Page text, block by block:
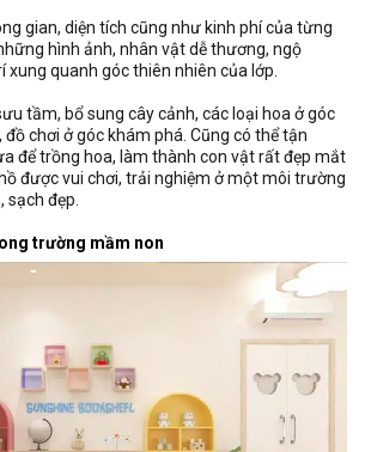
gian, diện tích cũng như kinh phí của từng
hình ảnh, nhân vật dễ thương, ngộ
xung quanh góc thiên nhiên của lớp.
tầm, bổ sung cây cảnh, các loại hoa ở góc
chơi ở góc khám phá. Cũng có thể tận
để trồng hoa, làm thành con vật rất đẹp mắt
được vui chơi, trải nghiệm ở một môi trường
đẹp.
trường mầm non